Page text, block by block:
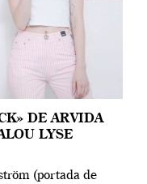
DE ARVIDA
LYSE
(portada de